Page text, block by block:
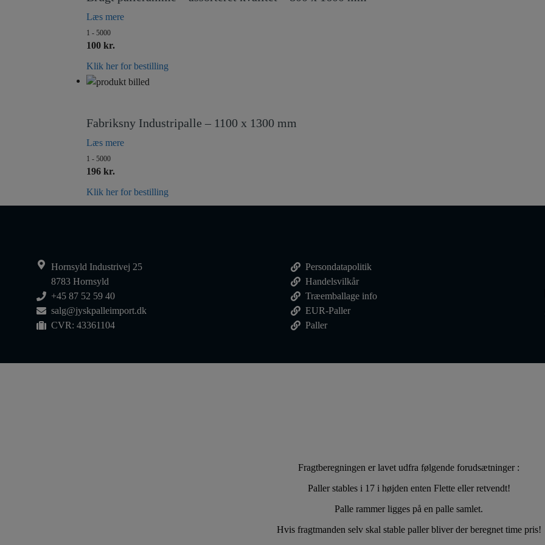
Læs mere
1 - 5000
100 kr.
Klik her for bestilling
Fabriksny Industripalle – 1100 x 1300 mm
Læs mere
1 - 5000
196 kr.
Klik her for bestilling
Hornsyld Industrivej 25
8783 Hornsyld
+45 87 52 59 40
salg@jyskpalleimport.dk
CVR: 43361104
Persondatapolitik
Handelsvilkår
Træemballage info
EUR-Paller
Paller
Fragtberegningen er lavet udfra følgende forudsætninger :
Paller stables i 17 i højden enten Flette eller retvendt!
Palle rammer ligges på en palle samlet.
Hvis fragtmanden selv skal stable paller bliver der beregnet time pris!